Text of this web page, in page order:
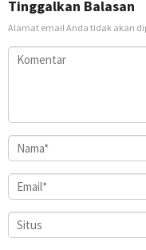
Tinggalkan Balasan
Alamat email Anda tidak akan